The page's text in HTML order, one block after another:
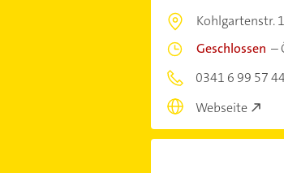
Kohlgartenstr.
Geschlossen –
0341 6 99 57
Webseite